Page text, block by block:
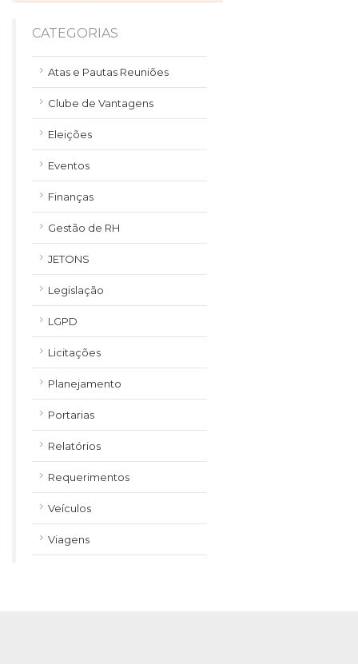
CATEGORIAS
Atas e Pautas Reuniões
Clube de Vantagens
Eleições
Eventos
Finanças
Gestão de RH
JETONS
Legislação
LGPD
Licitações
Planejamento
Portarias
Relatórios
Requerimentos
Veículos
Viagens